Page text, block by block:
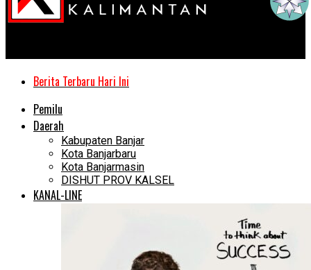
Berita Terbaru Hari Ini
Pemilu
Daerah
Kabupaten Banjar
Kota Banjarbaru
Kota Banjarmasin
DISHUT PROV KALSEL
KANAL-LINE